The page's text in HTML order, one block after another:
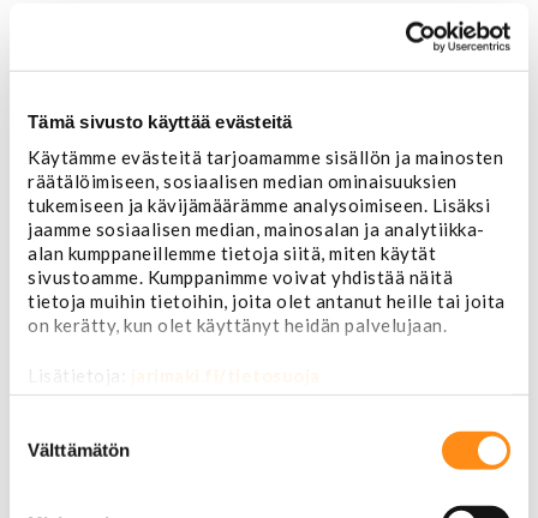
Tämä sivusto käyttää evästeitä
Käytämme evästeitä tarjoamamme sisällön ja mainosten
räätälöimiseen, sosiaalisen median ominaisuuksien
tukemiseen ja kävijämäärämme analysoimiseen. Lisäksi
jaamme sosiaalisen median, mainosalan ja analytiikka-
alan kumppaneillemme tietoja siitä, miten käytät
sivustoamme. Kumppanimme voivat yhdistää näitä
tietoja muihin tietoihin, joita olet antanut heille tai joita
on kerätty, kun olet käyttänyt heidän palvelujaan.
Lisätietoja: jarimaki.fi/tietosuoja
valinta
Välttämätön
Jarrunesteet
Moottoriöljyt
Liimat ja massat
Muut nesteet
Maalit
Kirjallisuus
Korjausoppaat
Omistajan käsikirjat